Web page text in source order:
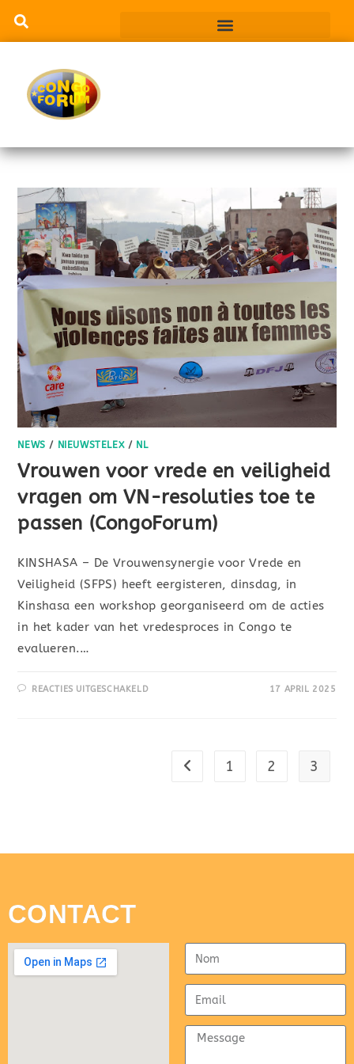
NEWS / NIEUWSTELEX/ NL
Vrouwen voor vrede en veiligheid
vragen om VN-resoluties toe te
passen (CongoForum)
KINSHASA – De Vrouwensynergie voor Vrede en
Veiligheid (SFPS) heeft eergisteren, dinsdag, in
Kinshasa een workshop georganiseerd om de acties
in het kader van het vredesproces in Congo te
evalueren.…
REACTIES UITGESCHAKELD 17 APRIL 2025
1 2 3
CONTACT